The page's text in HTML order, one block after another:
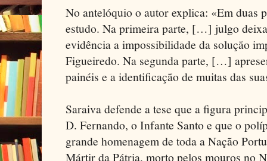
No antelóquio o autor explica: «Em duas
estudo. Na primeira parte, […] julgo
evidência a impossibilidade da solução
Figueiredo. Na segunda parte, […]
painéis e a identificação de muitas das
Saraiva defende a tese que a figura
D. Fernando, o Infante Santo e que o
grande homenagem de toda a Nação
Mártir da Pátria, morto pelos mouros no